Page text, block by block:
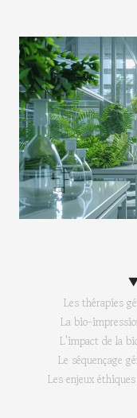
Les thérapies
La bio-
L'impact de la
Le séquençage
Les enjeux